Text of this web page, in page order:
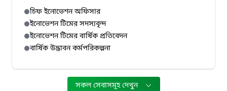
চিফ ইনোভেশন অফিসার
ইনোভেশন টিমের সদস্যবৃন্দ
ইনোভেশন টিমের বার্ষিক প্রতিবেদন
বার্ষিক উদ্ভাবন কর্মপরিকল্পনা
সকল সেবাসমূহ দেখুন